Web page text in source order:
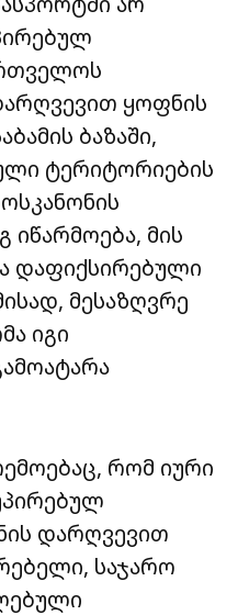
ყოფნის
ბაზაში,
ტერიტორიების
იწარმოება, მის
დაფიქსირებული
მესაზღვრე
იგი
რომ იური
დარღვევით
საჯარო